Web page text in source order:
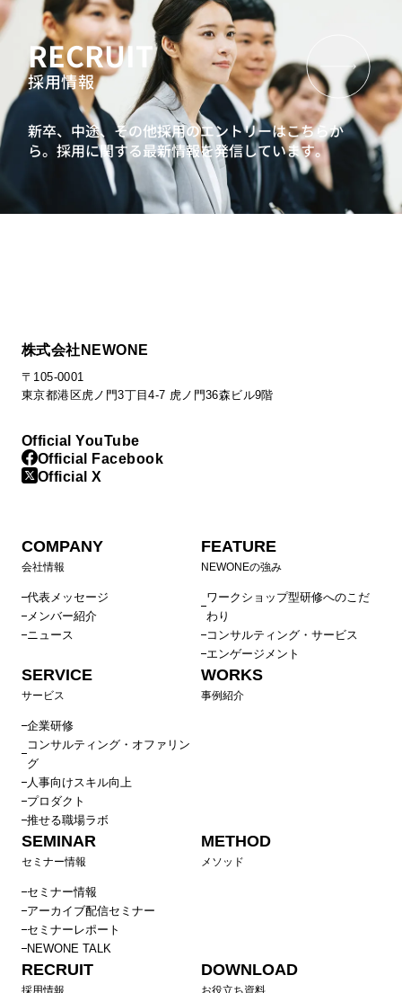
RECRUIT
採用情報
新卒、中途、その他採用のエントリーはこちらか
ら。採用に関する最新情報を発信しています。
株式会社NEWONE
〒105-0001
東京都港区虎ノ門3丁目4-7 虎ノ門36森ビル9階
Official YouTube
Official Facebook
Official X
COMPANY
会社情報
代表メッセージ
メンバー紹介
ニュース
FEATURE
NEWONEの強み
ワークショップ型研修へのこだ
わり
コンサルティング・サービス
エンゲージメント
SERVICE
サービス
企業研修
コンサルティング・オファリン
グ
人事向けスキル向上
プロダクト
推せる職場ラボ
WORKS
事例紹介
SEMINAR
セミナー情報
セミナー情報
アーカイブ配信セミナー
セミナーレポート
NEWONE TALK
METHOD
メソッド
RECRUIT
採用情報
DOWNLOAD
お役立ち資料